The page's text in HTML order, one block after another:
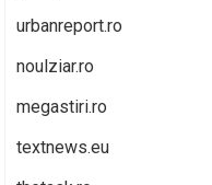
urbanreport.ro
noulziar.ro
megastiri.ro
textnews.eu